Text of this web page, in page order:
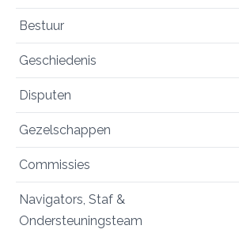
Bestuur
Geschiedenis
Disputen
Gezelschappen
Commissies
Navigators, Staf &
Ondersteuningsteam